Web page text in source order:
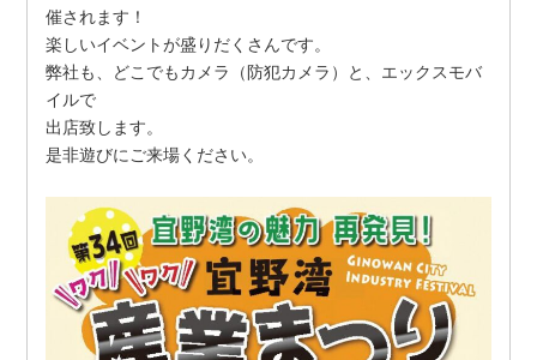
催されます！
楽しいイベントが盛りだくさんです。
弊社も、どこでもカメラ（防犯カメラ）と、エックスモバ
イルで
出店致します。
是非遊びにご来場ください。